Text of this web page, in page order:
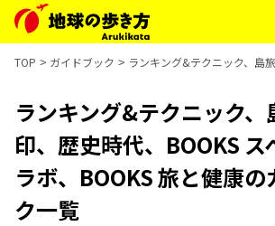
TOP ガイドブック ランキング&テクニック、島
ランキング&テクニック、
印、歴史時代、BOOKS ス
ラボ、BOOKS 旅と健康の
ク一覧